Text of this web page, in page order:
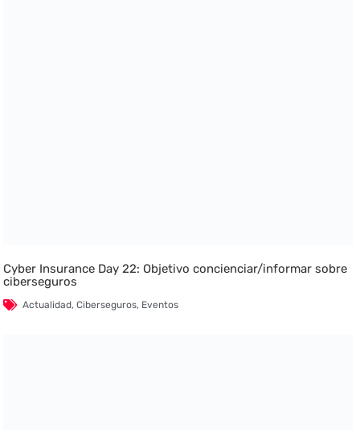
Cyber Insurance Day 22: Objetivo concienciar/informar sobre
ciberseguros
Actualidad,Ciberseguros, Eventos